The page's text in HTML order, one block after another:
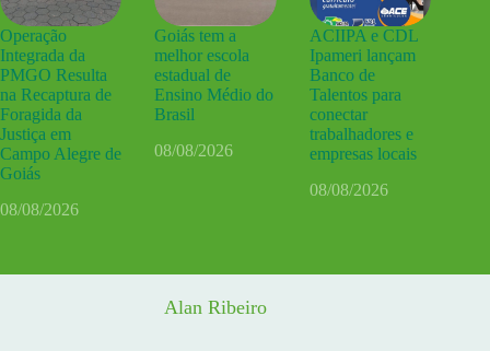
Operação
Integrada da
PMGO Resulta
na Recaptura de
Foragida da
Justiça em
Campo Alegre de
Goiás
08/08/2026
Goiás tem a
melhor escola
estadual de
Ensino Médio do
Brasil
08/08/2026
ACIIPA e CDL
Ipameri lançam
Banco de
Talentos para
conectar
trabalhadores e
empresas locais
08/08/2026
Alan Ribeiro